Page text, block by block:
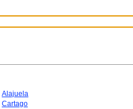
Alajuela
Cartago